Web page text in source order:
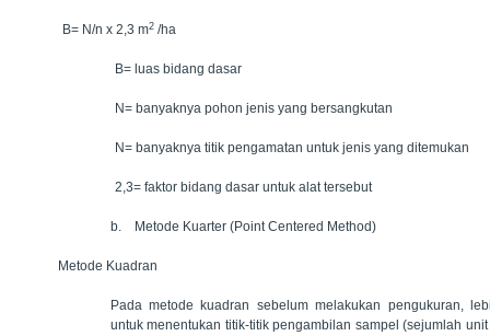
B= N/n x 2,3 m2 /ha
B= luas bidang dasar
N= banyaknya pohon jenis yang bersangkutan
N= banyaknya titik pengamatan untuk jenis yang ditemukan
2,3= faktor bidang dasar untuk alat tersebut
b. Metode Kuarter (Point Centered Method)
Metode Kuadran
Pada metode kuadran sebelum melakukan pengukuran,
untuk menentukan titik-titik pengambilan sampel (sejumlah